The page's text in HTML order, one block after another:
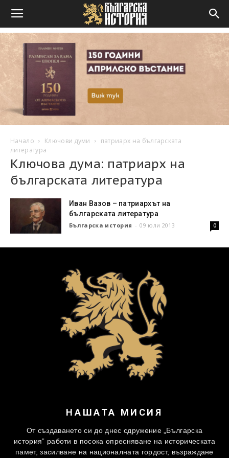
Начало Ключови думи
патриарх на българската
литература
Ключова дума: патриарх на
българската литература
Иван Вазов – патриархът на
българската литература
Българска история - 09 юли 2013 0
НАШАТА МИСИЯ
От създаването си до днес сдружение „Българска
история” работи в посока опресняване на историческата
памет, засилване на националната гордост, възраждане